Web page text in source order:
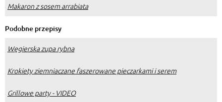
Makaron z sosem arrabiata
Podobne przepisy
Węgierska zupa rybna
Krokiety ziemniaczane faszerowane pieczarkami i serem
Grillowe party - VIDEO